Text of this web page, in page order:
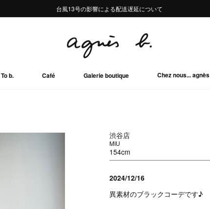
熊本地域地震の影響による配送遅延について
Summer Sale 2buy10%OFF!!
台風13号の影響による配送遅延について
熊本地域地震の影響による配送遅延について
Summer Sale 2buy10%OFF!!
To b. Café Galerie boutique Chez nous... agnès
渋谷店
MIU
154cm
2024/12/16
異素材のブラックコーデです♪